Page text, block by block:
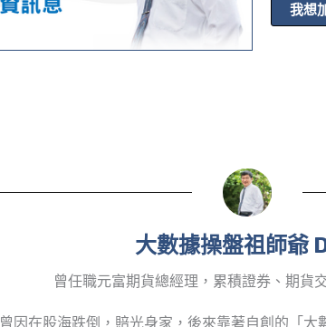
我想
大數據操盤祖師爺
曾任職元富期貨總經理，累積證券、期貨
曾因在股海跌倒，賠光身家，後來靠著自創的「大